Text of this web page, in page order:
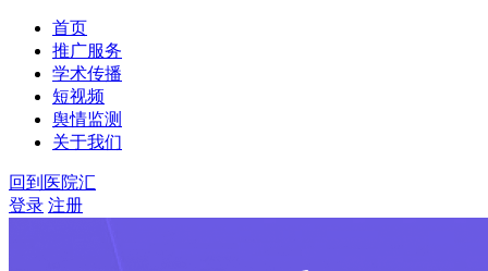
首页
推广服务
学术传播
短视频
舆情监测
关于我们
回到医院汇
登录 注册